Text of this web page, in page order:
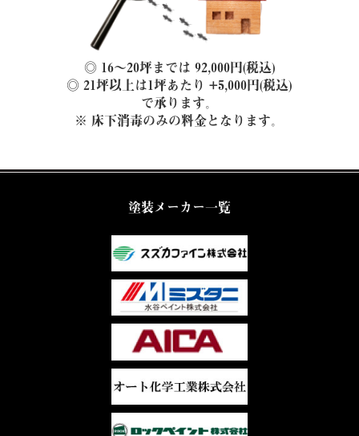
◎ 16～20坪までは 92,000円(税込)
◎ 21坪以上は1坪あたり +5,000円(税込)
で承ります。
※ 床下消毒のみの料金となります。
塗装メーカー一覧